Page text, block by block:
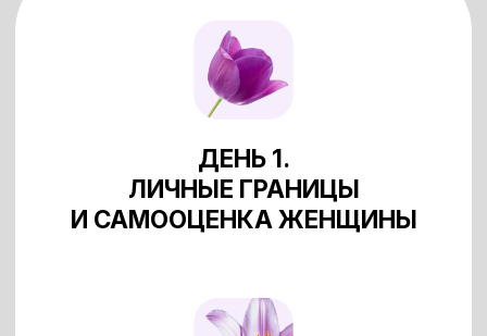
ДЕНЬ 3.
КАК ВЫЙТИ ЗАМУЖ
ЗА ДОСТОЙНОГО МУЖЧИНУ?